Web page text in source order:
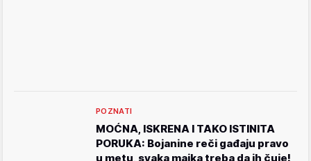
POZNATI
MOĆNA, ISKRENA I TAKO ISTINITA
PORUKA: Bojanine reči gađaju pravo
u metu, svaka majka treba da ih čuje!